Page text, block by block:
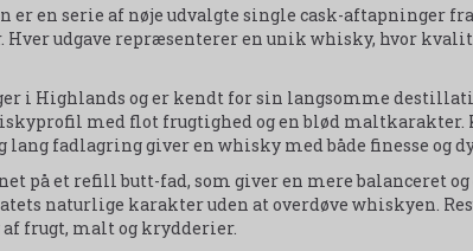
er en serie af nøje udvalgte single cask-aftapninger
udgave repræsenterer en unik whisky, hvor
i Highlands og er kendt for sin langsomme
med flot frugtighed og en blød maltkarakter.
fadlagring giver en whisky med både finesse og
på et refill butt-fad, som giver en mere balanceret
naturlige karakter uden at overdøve whiskyen.
frugt, malt og krydderier.